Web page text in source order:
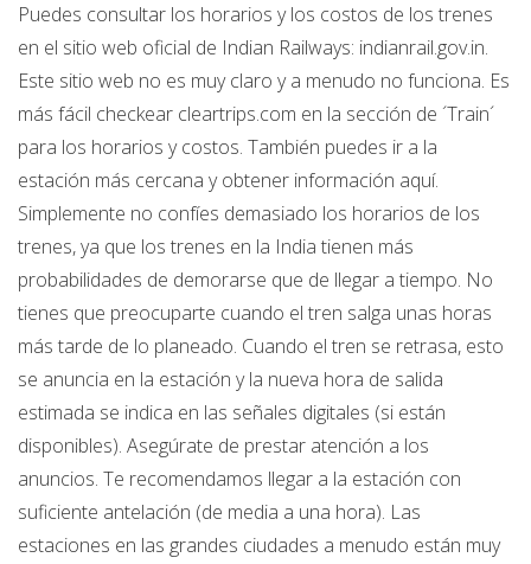
Puedes consultar los horarios y los costos de los trenes
en el sitio web oficial de Indian Railways: indianrail.gov.in.
Este sitio web no es muy claro y a menudo no funciona. Es
más fácil checkear cleartrips.com en la sección de ´Train´
para los horarios y costos. También puedes ir a la
estación más cercana y obtener información aquí.
Simplemente no confíes demasiado los horarios de los
trenes, ya que los trenes en la India tienen más
probabilidades de demorarse que de llegar a tiempo. No
tienes que preocuparte cuando el tren salga unas horas
más tarde de lo planeado. Cuando el tren se retrasa, esto
se anuncia en la estación y la nueva hora de salida
estimada se indica en las señales digitales (si están
disponibles). Asegúrate de prestar atención a los
anuncios. Te recomendamos llegar a la estación con
suficiente antelación (de media a una hora). Las
estaciones en las grandes ciudades a menudo están muy